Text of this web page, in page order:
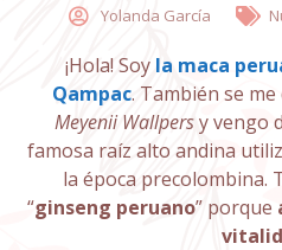
Yolanda García
¡Hola! Soy la maca
Qampac. También se
Meyenii Wallpersy vengo
famosa raíz alto andina
la época precolombina.
“ginseng peruano” porque